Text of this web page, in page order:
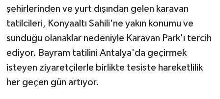
şehirlerinden ve yurt dışından gelen karavan
tatilcileri, Konyaaltı Sahili'ne yakın konumu ve
sunduğu olanaklar nedeniyle Karavan Park'ı tercih
ediyor. Bayram tatilini Antalya'da geçirmek
isteyen ziyaretçilerle birlikte tesiste hareketlilik
her geçen gün artıyor.